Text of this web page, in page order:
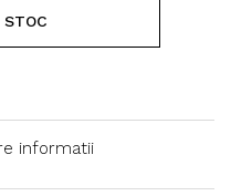
STOC
informatii